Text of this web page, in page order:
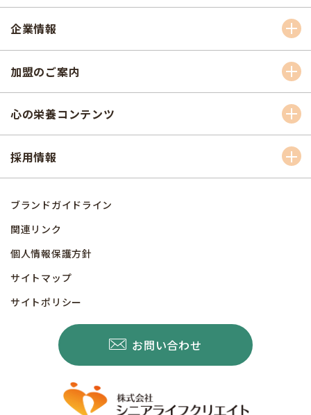
企業情報
加盟のご案内
心の栄養コンテンツ
採用情報
ブランドガイドライン
関連リンク
個人情報保護方針
サイトマップ
サイトポリシー
お問い合わせ